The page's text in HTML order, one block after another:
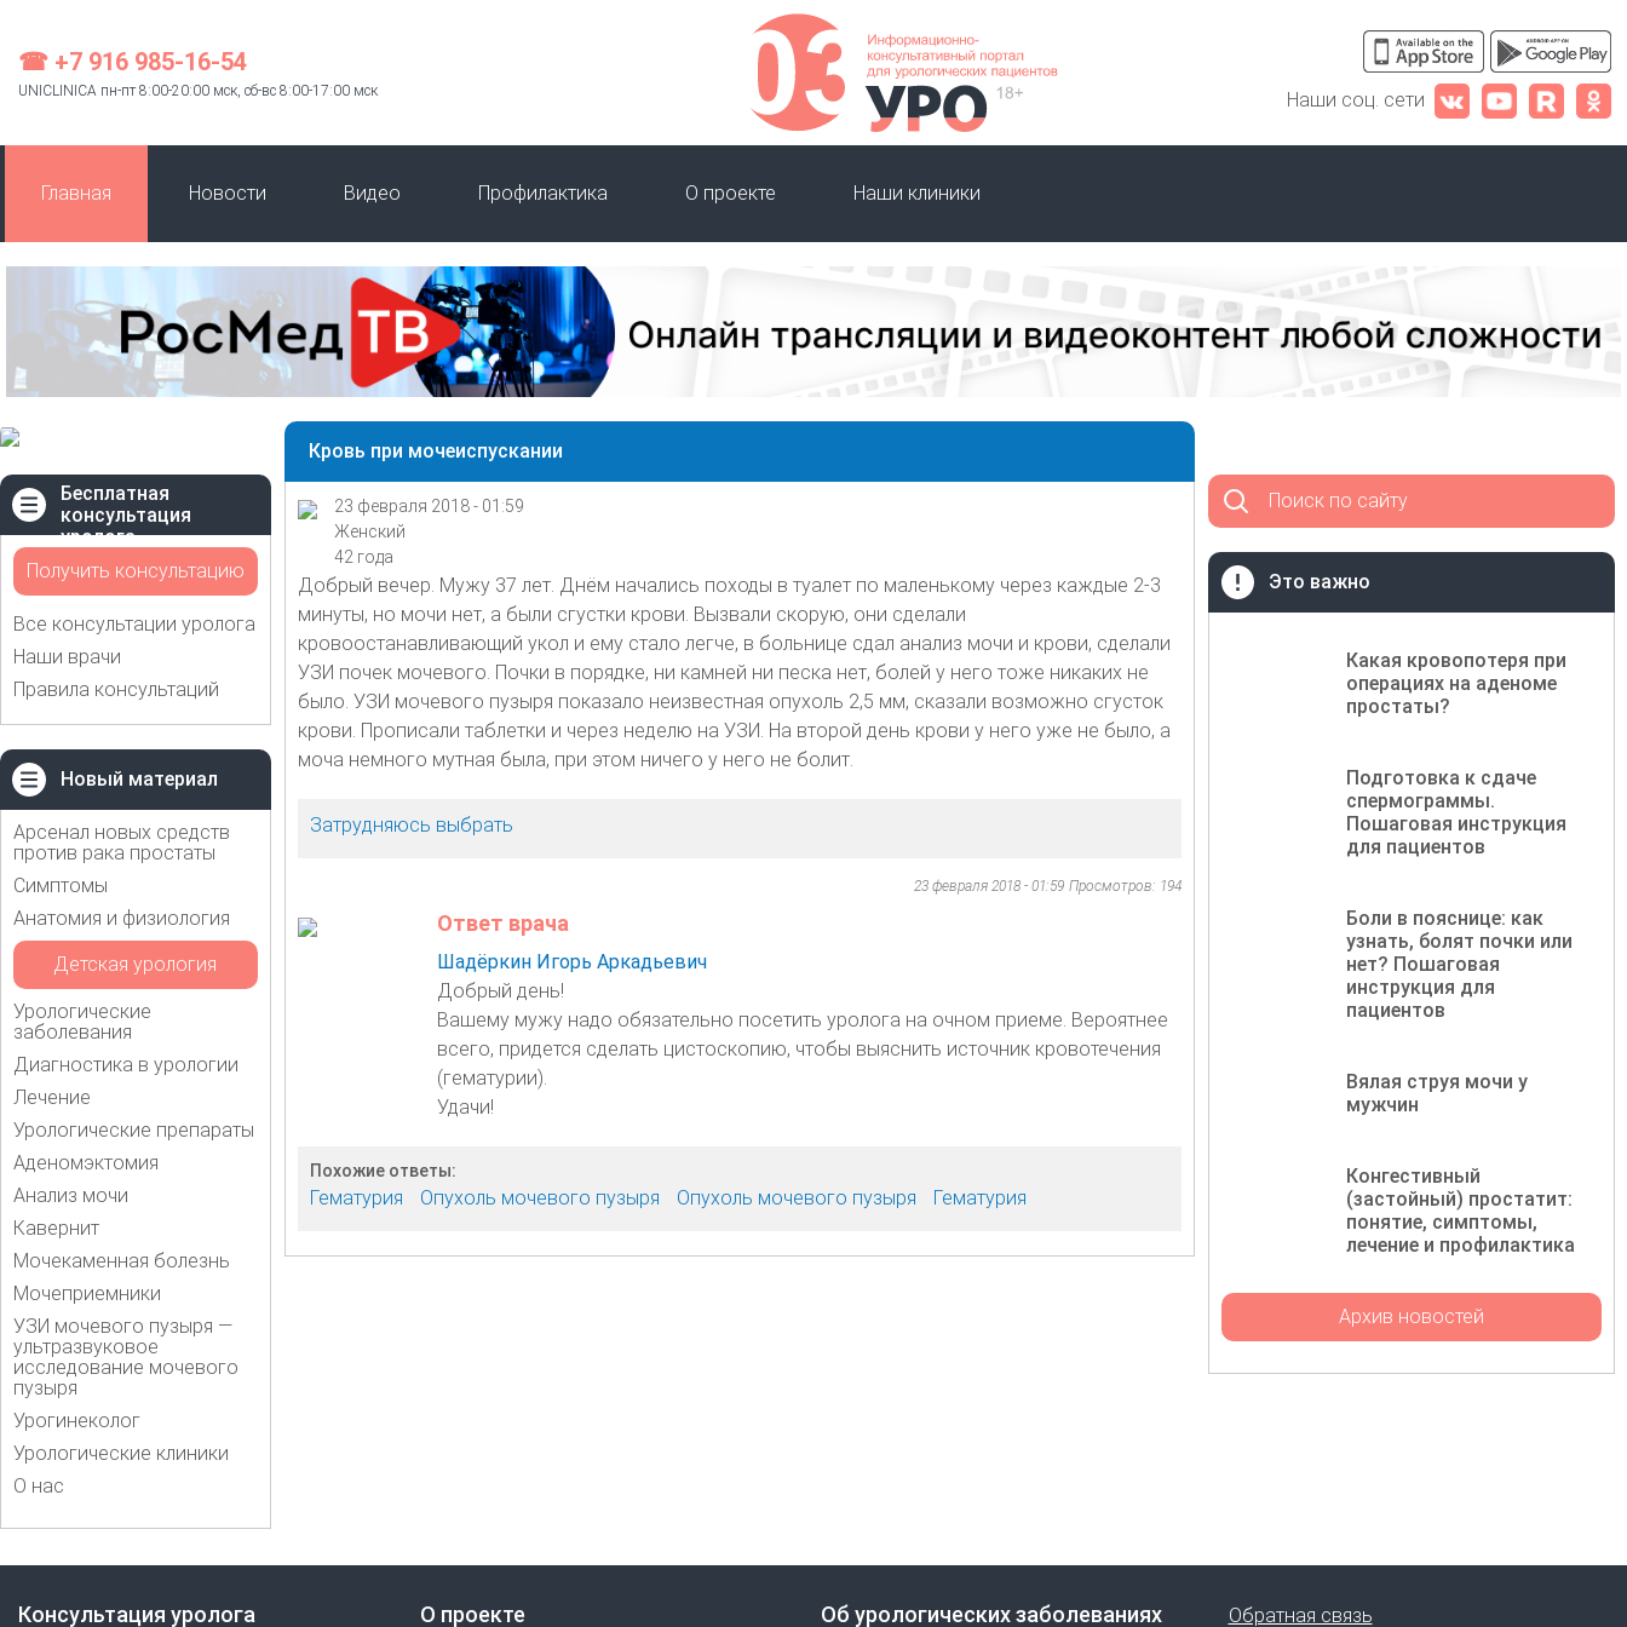
☎ +7 916 985-16-54
UNICLINICA пн-пт 8:00-20:00 мск, сб-вс 8:00-17:00 мск Наши соц. сети
Главная Новости Видео Профилактика О проекте Наши клиники
Бесплатная
консультация
уролога
Получить консультацию
Все консультации уролога
Наши врачи
Правила консультаций
Новый материал
Арсенал новых средств
против рака простаты
Симптомы
Анатомия и физиология
Детская урология
Урологические
заболевания
Диагностика в урологии
Лечение
Урологические препараты
Аденомэктомия
Анализ мочи
Кавернит
Мочекаменная болезнь
Мочеприемники
УЗИ мочевого пузыря —
ультразвуковое
исследование мочевого
пузыря
Урогинеколог
Урологические клиники
О нас
Кровь при мочеиспускании
23 февраля 2018 - 01:59
Женский
42 года
Добрый вечер. Мужу 37 лет. Днём начались походы в туалет по маленькому через каждые 2-3
минуты, но мочи нет, а были сгустки крови. Вызвали скорую, они сделали
кровоостанавливающий укол и ему стало легче, в больнице сдал анализ мочи и крови, сделали
УЗИ почек мочевого. Почки в порядке, ни камней ни песка нет, болей у него тоже никаких не
было. УЗИ мочевого пузыря показало неизвестная опухоль 2,5 мм, сказали возможно сгусток
крови. Прописали таблетки и через неделю на УЗИ. На второй день крови у него уже не было, а
моча немного мутная была, при этом ничего у него не болит.
Затрудняюсь выбрать
23 февраля 2018 - 01:59 Просмотров: 194
Ответ врача
Шадёркин Игорь Аркадьевич
Добрый день!
Вашему мужу надо обязательно посетить уролога на очном приеме. Вероятнее
всего, придется сделать цистоскопию, чтобы выяснить источник кровотечения
(гематурии).
Удачи!
Похожие ответы:
Гематурия Опухоль мочевого пузыря Опухоль мочевого пузыря Гематурия
Поиск по сайту
Это важно
Какая кровопотеря при
операциях на аденоме
простаты?
Подготовка к сдаче
спермограммы.
Пошаговая инструкция
для пациентов
Боли в пояснице: как
узнать, болят почки или
нет? Пошаговая
инструкция для
пациентов
Вялая струя мочи у
мужчин
Конгестивный
(застойный) простатит:
понятие, симптомы,
лечение и профилактика
Архив новостей
Консультация уролога О проекте Об урологических заболеваниях Обратная связь